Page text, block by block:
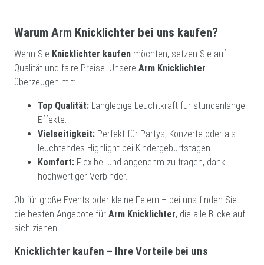
Warum Arm Knicklichter bei uns kaufen?
Wenn Sie Knicklichter kaufen möchten, setzen Sie auf
Qualität und faire Preise. Unsere Arm Knicklichter
überzeugen mit:
Top Qualität: Langlebige Leuchtkraft für stundenlange
Effekte.
Vielseitigkeit: Perfekt für Partys, Konzerte oder als
leuchtendes Highlight bei Kindergeburtstagen.
Komfort: Flexibel und angenehm zu tragen, dank
hochwertiger Verbinder.
Ob für große Events oder kleine Feiern – bei uns finden Sie
die besten Angebote für Arm Knicklichter, die alle Blicke auf
sich ziehen.
Knicklichter kaufen – Ihre Vorteile bei uns